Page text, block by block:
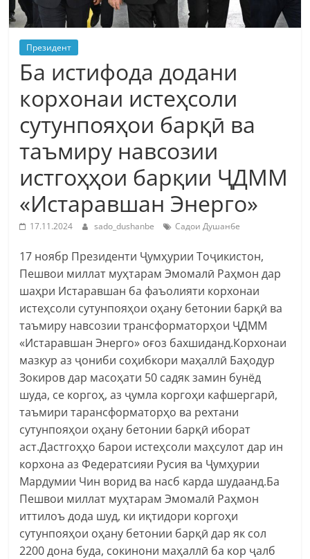
Президент
Ба истифода додани
корхонаи истеҳсоли
сутунпояҳои барқӣ ва
таъмиру навсозии
истгоҳҳои барқии ҶДММ
«Истаравшан Энерго»
17.11.2024 sado_dushanbe Садои Душанбе
17 ноябр Президенти Ҷумҳурии Тоҷикистон,
Пешвои миллат муҳтарам Эмомалӣ Раҳмон дар
шаҳри Истаравшан ба фаъолияти корхонаи
истеҳсоли сутунпояҳои оҳану бетонии барқӣ ва
таъмиру навсозии трансформаторҳои ҶДММ
«Истаравшан Энерго» оғоз бахшиданд.Корхонаи
мазкур аз ҷониби соҳибкори маҳаллӣ Баҳодур
Зокиров дар масоҳати 50 садяк замин бунёд
шуда, се коргоҳ, аз ҷумла коргоҳи кафшергарӣ,
таъмири тарансформаторҳо ва рехтани
сутунпояҳои оҳану бетонии барқӣ иборат
аст.Дастгоҳҳо барои истеҳсоли маҳсулот дар ин
корхона аз Федератсияи Русия ва Ҷумҳурии
Мардумии Чин ворид ва насб карда шудаанд.Ба
Пешвои миллат муҳтарам Эмомалӣ Раҳмон
иттилоъ дода шуд, ки иқтидори коргоҳи
сутунпояҳои оҳану бетонии барқӣ дар як сол
2200 дона буда, сокинони маҳаллӣ ба кор ҷалб